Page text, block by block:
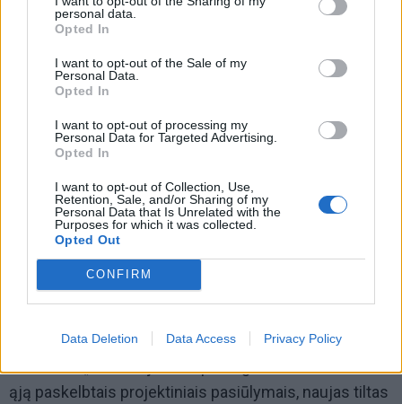
personal data.
Opted In
I want to opt-out of the Sale of my
Personal Data.
Opted In
I want to opt-out of processing my
Personal Data for Targeted Advertising.
Opted In
I want to opt-out of Collection, Use,
Retention, Sale, and/or Sharing of my
Personal Data that Is Unrelated with the
Purposes for which it was collected.
Opted Out
CONFIRM
Data Deletion Data Access Privacy Policy
grupei, o visam miestui. Galiu leisti sau sakyti, kad tas
judėjimas reikalingas“, - sakė jis.
Duomenys apie tiltą
© Projektuotojų vizualizacija
ąją paskelbtais projektiniais pasiūlymais, naujas tiltas